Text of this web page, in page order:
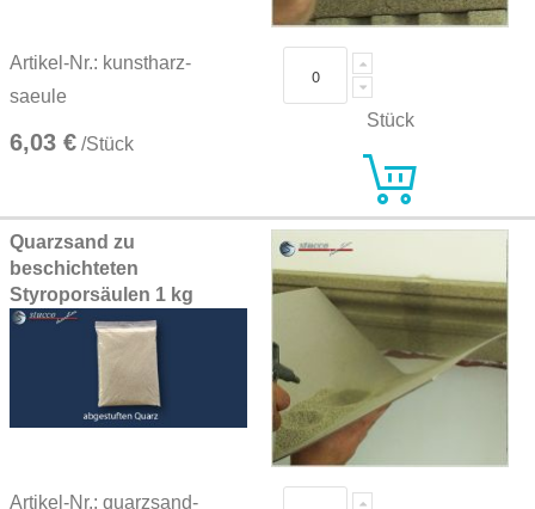
Artikel-Nr.: kunstharz-
saeule
6,03 € /Stück
Stück
Quarzsand zu
beschichteten
Styroporsäulen 1 kg
Artikel-Nr.: quarzsand-